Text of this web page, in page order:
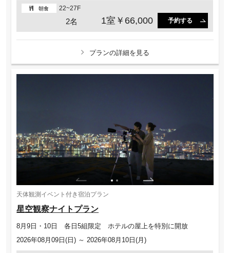
朝食 22~27F
2名 1室￥66,000 予約する
プランの詳細を見る
天体観測イベント付き宿泊プラン
星空観察ナイトプラン
8月9日・10日 各日5組限定 ホテルの屋上を特別に開放
2026年08月09日(日) ～ 2026年08月10日(月)